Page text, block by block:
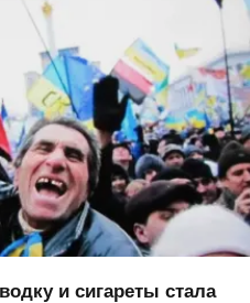
и сигареты стала